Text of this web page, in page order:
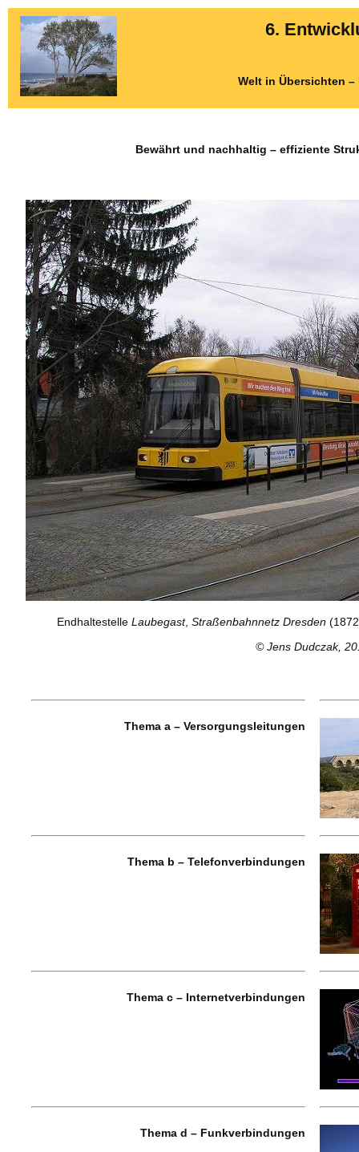
6.
Welt in Übersichten –
Bewährt und nachhaltig – effiziente
Endhaltestelle Laubegast, Straßenbahnnetz Dresden(1872
© Jens Dudczak,
Thema a – Versorgungsleitungen
Thema b – Telefonverbindungen
Thema c – Internetverbindungen
Thema d – Funkverbindungen